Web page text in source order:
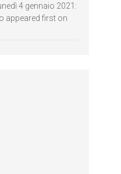
4 gennaio 2021:
appeared first on